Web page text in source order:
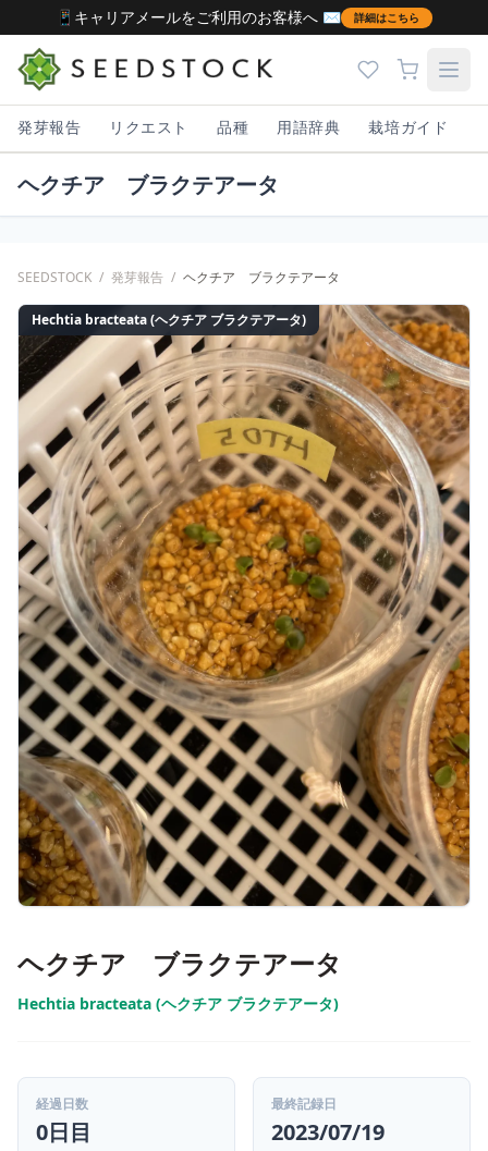
📱キャリアメールをご利用のお客様へ ✉️ 詳細はこちら
発芽報告 リクエスト 品種 用語辞典 栽培ガイド
ヘクチア ブラクテアータ
SEEDSTOCK / 発芽報告 / ヘクチア ブラクテアータ
Hechtia bracteata (ヘクチア ブラクテアータ)
ヘクチア ブラクテアータ
Hechtia bracteata (ヘクチア ブラクテアータ)
経過日数
0日目
最終記録日
2023/07/19